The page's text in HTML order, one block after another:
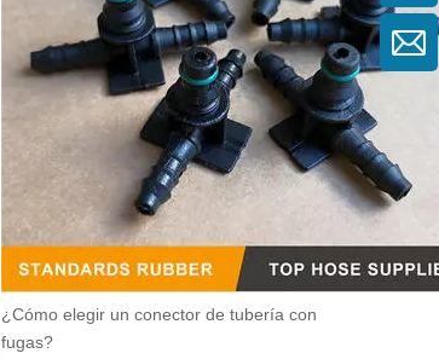
¿Cómo elegir un conector de tubería con
fugas?